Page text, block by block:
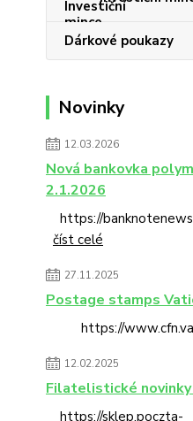
Dárkové poukazy
Novinky
12.03.2026
Nová bankovka
2.1.2026
https://
číst celé
27.11.2025
Postage stamps
https://
12.02.2025
Filatelistické
https://sklep.poczta-